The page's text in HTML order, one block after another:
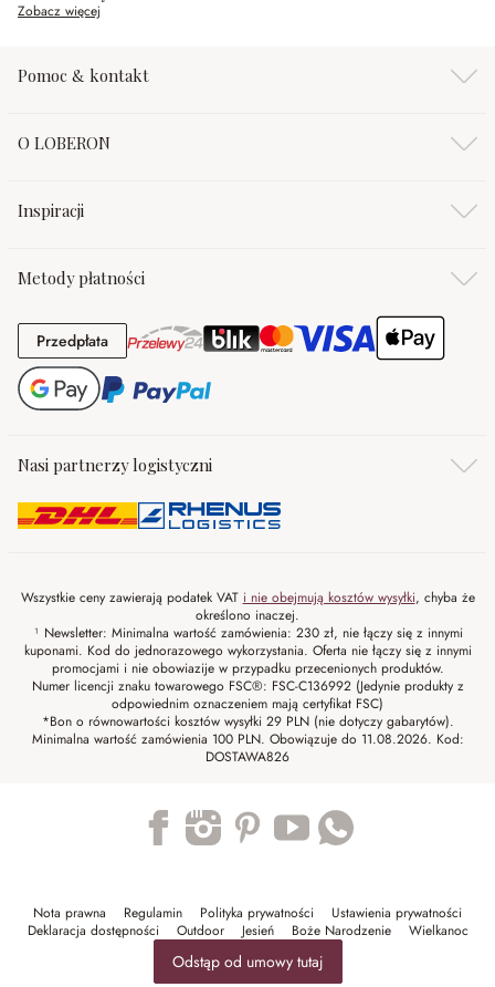
Zobacz więcej
Pomoc & kontakt
O LOBERON
Inspiracji
Metody płatności
PrzedpłataPrzedpłata
Nasi partnerzy logistyczni
Wszystkie ceny zawierają podatek VAT i nie obejmują kosztów wysyłki, chyba że
określono inaczej.
¹ Newsletter: Minimalna wartość zamówienia: 230 zł, nie łączy się z innymi
kuponami. Kod do jednorazowego wykorzystania. Oferta nie łączy się z innymi
promocjami i nie obowiazije w przypadku przecenionych produktów.
Numer licencji znaku towarowego FSC®: FSC-C136992 (Jedynie produkty z
odpowiednim oznaczeniem mają certyfikat FSC)
*Bon o równowartości kosztów wysyłki 29 PLN (nie dotyczy gabarytów).
Minimalna wartość zamówienia 100 PLN. Obowiązuje do 11.08.2026. Kod:
DOSTAWA826
Nota prawna Regulamin Polityka prywatności
Ustawienia prywatności
Deklaracja dostępności
Outdoor Jesień Boże Narodzenie Wielkanoc
Odstąp od umowy tutaj